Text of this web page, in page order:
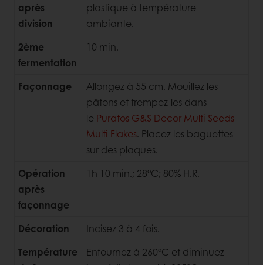
après
division
plastique à température
ambiante.
2ème
fermentation
10 min.
Façonnage
Allongez à 55 cm. Mouillez les
pâtons et trempez-les dans
le Puratos G&S Decor Multi Seeds
Multi Flakes. Placez les baguettes
sur des plaques.
Opération
après
façonnage
1h 10 min.; 28°C; 80% H.R.
Décoration
Incisez 3 à 4 fois.
Température
Enfournez à 260°C et diminuez